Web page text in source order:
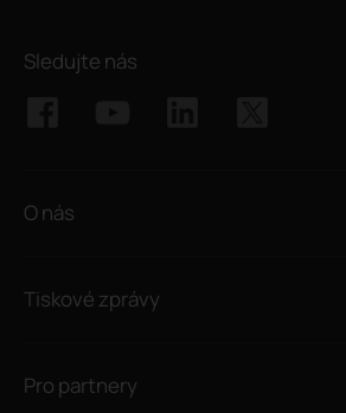
Sledujte nás
O nás
Tiskové zprávy
Pro partnery